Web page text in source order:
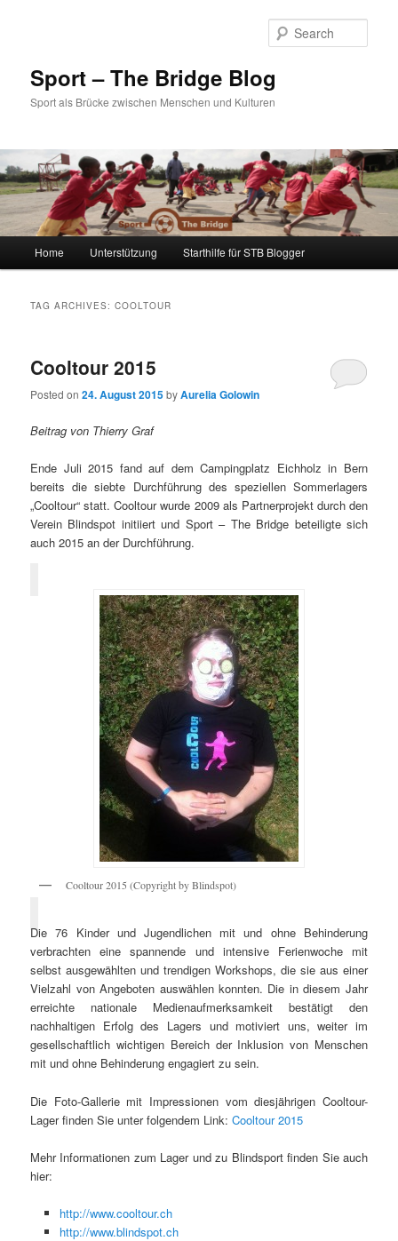
Sport – The Bridge Blog
Sport als Brücke zwischen Menschen und Kulturen
Skip to primary content
Skip to secondary content
Home Unterstützung Starthilfe für STB Blogger
TAG ARCHIVES:COOLTOUR
Cooltour 2015
Posted on24. August 2015byAurelia Golowin
Beitrag von Thierry Graf
Ende Juli 2015 fand auf dem Campingplatz Eichholz in Bern
bereits die siebte Durchführung des speziellen Sommerlagers
„Cooltour“ statt. Cooltour wurde 2009 als Partnerprojekt durch den
Verein Blindspot initiiert und Sport – The Bridge beteiligte sich
auch 2015 an der Durchführung.
Cooltour 2015 (Copyright by Blindspot)
Die 76 Kinder und Jugendlichen mit und ohne Behinderung
verbrachten eine spannende und intensive Ferienwoche mit
selbst ausgewählten und trendigen Workshops, die sie aus einer
Vielzahl von Angeboten auswählen konnten. Die in diesem Jahr
erreichte nationale Medienaufmerksamkeit bestätigt den
nachhaltigen Erfolg des Lagers und motiviert uns, weiter im
gesellschaftlich wichtigen Bereich der Inklusion von Menschen
mit und ohne Behinderung engagiert zu sein.
Die Foto-Gallerie mit Impressionen vom diesjährigen Cooltour-
Lager finden Sie unter folgendem Link:Cooltour 2015
Mehr Informationen zum Lager und zu Blindsport finden Sie auch
hier:
http://www.cooltour.ch
http://www.blindspot.ch